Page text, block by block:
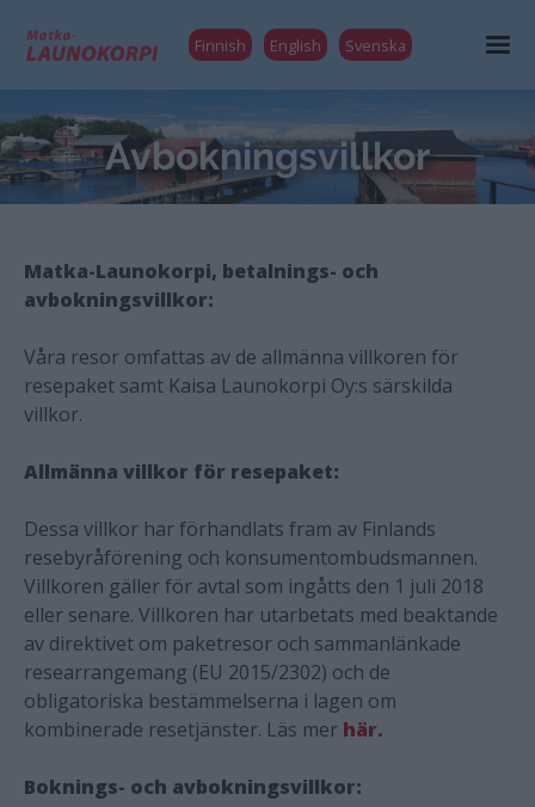
Finnish English Svenska
Avbokningsvillkor
Matka-Launokorpi, betalnings- och
avbokningsvillkor:
Våra resor omfattas av de allmänna villkoren för
resepaket samt Kaisa Launokorpi Oy:s särskilda
villkor.
Allmänna villkor för resepaket:
Dessa villkor har förhandlats fram av Finlands
resebyråförening och konsumentombudsmannen.
Villkoren gäller för avtal som ingåtts den 1 juli 2018
eller senare. Villkoren har utarbetats med beaktande
av direktivet om paketresor och sammanlänkade
researrangemang (EU 2015/2302) och de
obligatoriska bestämmelserna i lagen om
kombinerade resetjänster. Läs mer här.
Boknings- och avbokningsvillkor: